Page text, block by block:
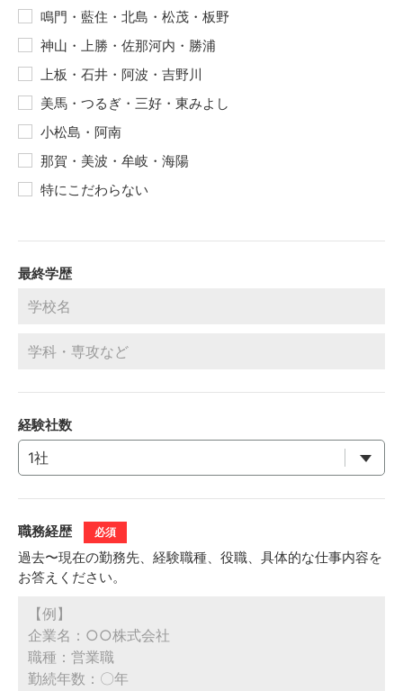
鳴門・藍住・北島・松茂・板野
神山・上勝・佐那河内・勝浦
上板・石井・阿波・吉野川
美馬・つるぎ・三好・東みよし
小松島・阿南
那賀・美波・牟岐・海陽
特にこだわらない
最終学歴
経験社数
職務経歴 必須
過去〜現在の勤務先、経験職種、役職、具体的な仕事内容を
お答えください。